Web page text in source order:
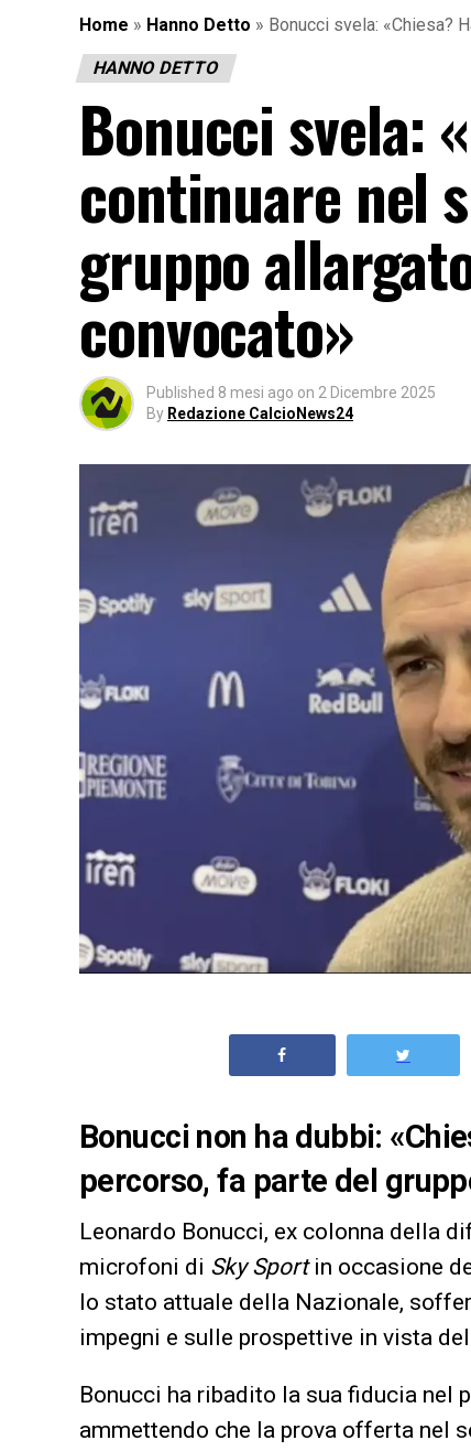
Home » Hanno Detto » Bonucci svela: «Chiesa?
HANNO DETTO
Bonucci svela:
continuare nel
gruppo
convocato»
Published 8 mesi ago on 2 Dicembre 2025
By Redazione CalcioNews24
Bonucci non ha dubbi:
percorso, fa parte del
Leonardo Bonucci, ex colonna della
microfoni di Sky Sportin occasione
lo stato attuale della Nazionale,
impegni e sulle prospettive in vista
Bonucci ha ribadito la sua fiducia nel
ammettendo che la prova offerta nel